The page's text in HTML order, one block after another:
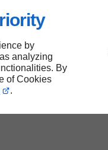
by
analyzing
By
of Cookies
.